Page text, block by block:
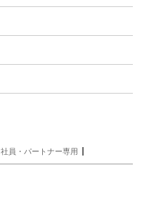
社員・パートナー専用